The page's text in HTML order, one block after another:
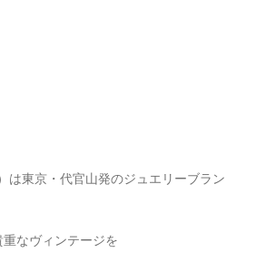
は東京・代官山発のジュエリーブラン
なヴィンテージを